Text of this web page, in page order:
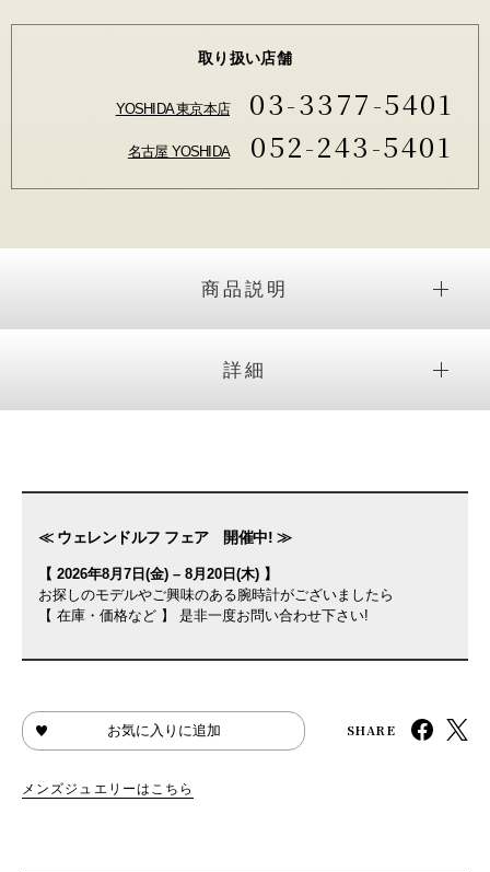
取り扱い店舗
YOSHIDA 東京本店 03-3377-5401
名古屋 YOSHIDA 052-243-5401
商品説明
詳細
≪ ウェレンドルフ フェア 開催中! ≫
【 2026年8月7日(金) – 8月20日(木) 】
お探しのモデルやご興味のある腕時計がございましたら
【 在庫・価格など 】 是非一度お問い合わせ下さい!
お気に入りに追加 SHARE
メンズジュエリーはこちら